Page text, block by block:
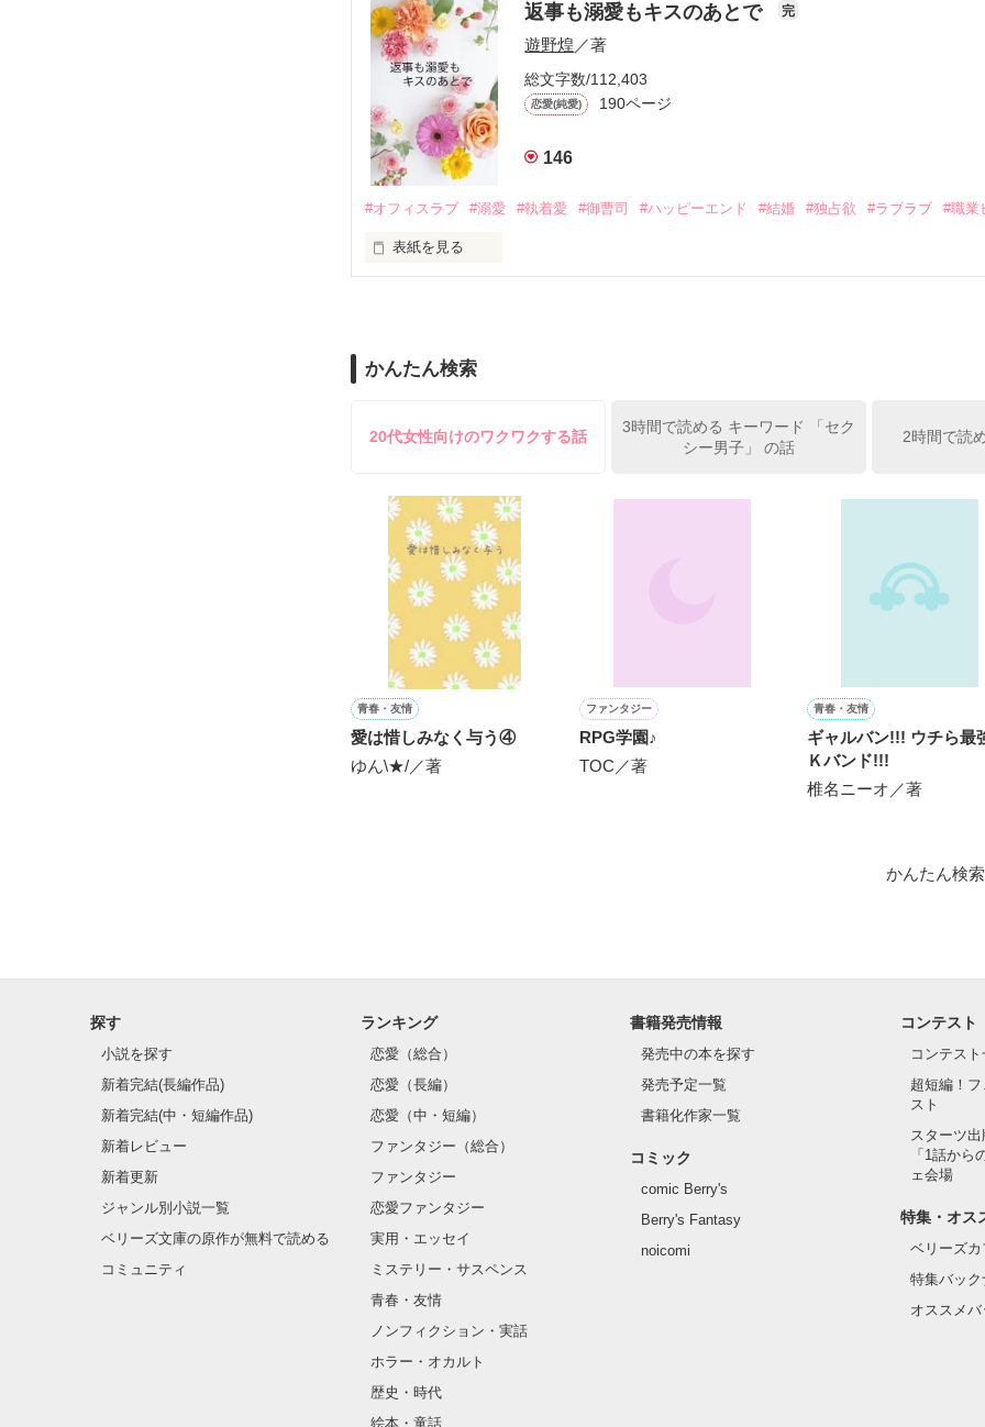
そんなある日、哲平は美桜がストーカー被害に
遭っていることを知る。
美桜を守るため、哲平は同居を提案してきて――。
夏木美桜(なつきみお)
✕
鳴海哲平 (なるみてっぺい)
止まっていたはずの二人の時間が、再び動き出す。
帰国後、美桜は新しい職場でワンナイトした美青年と再会。なんと彼の正体は、とあ
も関わらず、一族を離れて起業した新進気鋭の実業家、社内でも冷徹だと評判な社長
人だったのだ――！
なぜか恭司から飼い猫の世話係を命じられた美桜は、猫の世話を口実にしばしば呼び
返事も溺愛もキスのあとで 完
遊野煌 ／著
総文字数/112,403
恋愛(純愛) 190ページ
146
#オフィスラブ #溺愛 #執着愛 #御曹司 #ハッピーエンド #結婚 #独占欲 #ラブラブ #職業
表紙を見る
雪瀬鷹哉（29）が『──俺と結婚してくれないか』といきなりプロポーズをしてきた上
鷹哉『宜しくな、俺の雛子』🦅
シゴデキで冷徹な上司が見せる素顔は、なぜか想像以上に甘くて……🐥💓🦅
※表紙も作中使用の画像も全てフリー素材です。
※執筆期間2026.6.3〜7.20完結です。
※他サイトさんにて恋愛トレンド1位でした〜良かったら読んで頂けると嬉しいです。
かんたん検索
20代女性向けのワクワクする話
3時間で読める キーワード 「セク
シー男子」 の話
2時間で読
青春・友情
愛は惜しみなく与う④
ゆん\★/／著
ファンタジー
RPG学園♪
TOC／著
青春・友情
ギャルバン!!! ウチら最
Ｋバンド!!!
椎名ニーオ／著
かんたん検
探す
小説を探す
新着完結(長編作品)
新着完結(中・短編作品)
新着レビュー
新着更新
ジャンル別小説一覧
ベリーズ文庫の原作が無料で読める
コミュニティ
ランキング
恋愛（総合）
恋愛（長編）
恋愛（中・短編）
ファンタジー（総合）
ファンタジー
恋愛ファンタジー
実用・エッセイ
ミステリー・サスペンス
青春・友情
ノンフィクション・実話
ホラー・オカルト
歴史・時代
絵本・童話
書籍発売情報
発売中の本を探す
発売予定一覧
書籍化作家一覧
コミック
comic Berry's
Berry's Fantasy
noicomi
コンテスト
コンテスト
超短編！
スト
スターツ
「1話から
ェ会場
特集・オス
ベリーズ
特集バック
オススメ